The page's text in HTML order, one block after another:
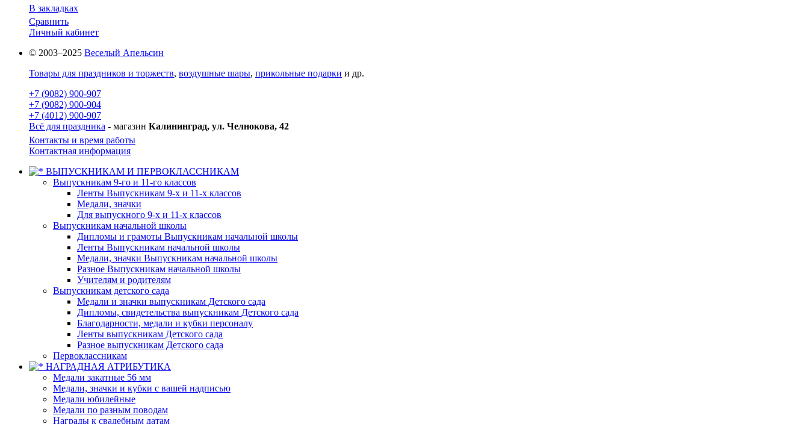
В закладках
Сравнить
Личный кабинет
© 2003–2025 Веселый Апельсин
Товары для праздников и торжеств, воздушные шары, прикольные подарки и др.
+7 (9082) 900-907
+7 (9082) 900-904
+7 (4012) 900-907
Всё для праздника - магазин Калининград, ул. Челнокова, 42
Контакты и время работы
Контактная информация
ВЫПУСКНИКАМ И ПЕРВОКЛАССНИКАМ
Выпускникам 9-го и 11-го классов
Ленты Выпускникам 9-х и 11-х классов
Медали, значки
Для выпускного 9-х и 11-х классов
Выпускникам начальной школы
Дипломы и грамоты Выпускникам начальной школы
Ленты Выпускникам начальной школы
Медали, значки Выпускникам начальной школы
Разное Выпускникам начальной школы
Учителям и родителям
Выпускникам детского сада
Медали и значки выпускникам Детского сада
Дипломы, свидетельства выпускникам Детского сада
Благодарности, медали и кубки персоналу
Ленты выпускникам Детского сада
Разное выпускникам Детского сада
Первоклассникам
НАГРАДНАЯ АТРИБУТИКА
Медали закатные 56 мм
Медали, значки и кубки с вашей надписью
Медали юбилейные
Медали по разным поводам
Награды к свадебным датам